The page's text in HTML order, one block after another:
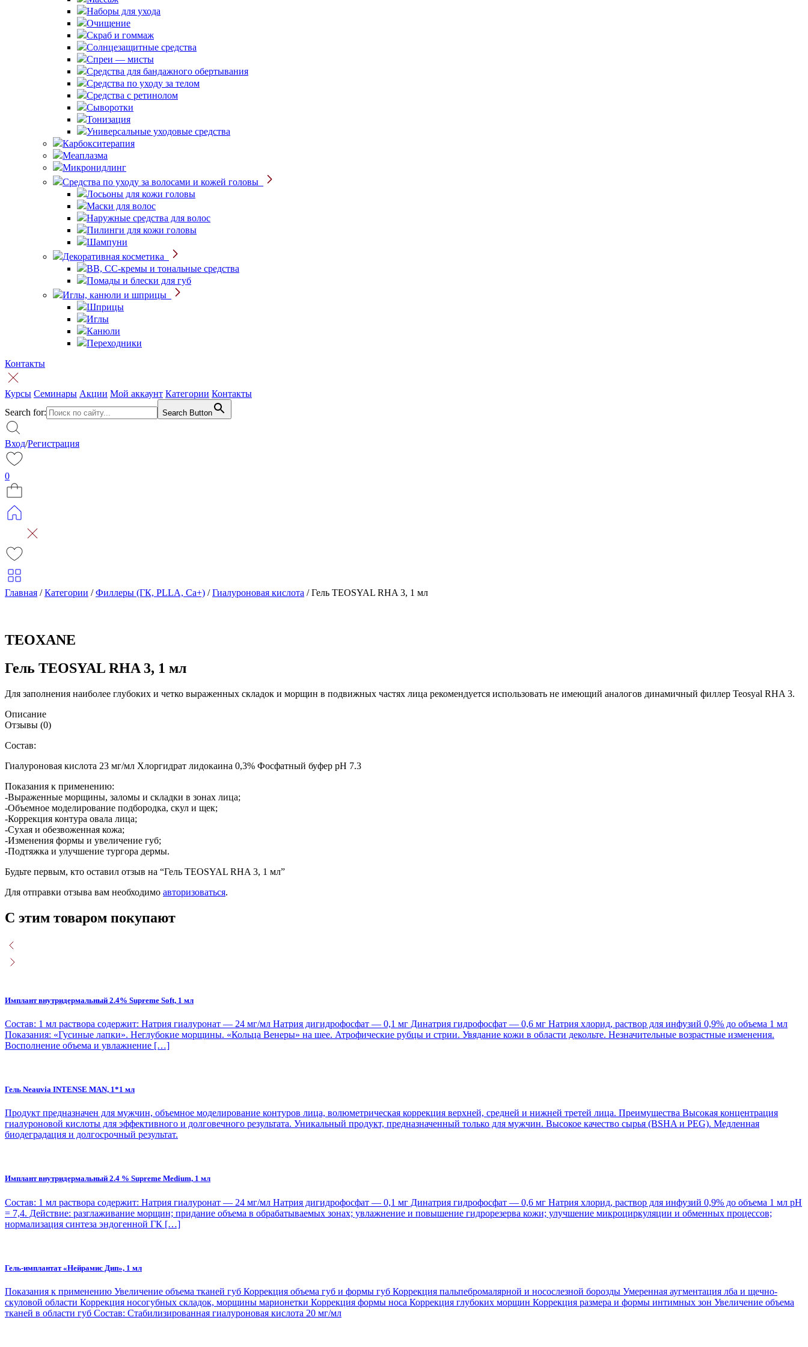
Наборы для ухода
Очищение
Скраб и гоммаж
Солнцезащитные средства
Спреи — мисты
Средства для бандажного обертывания
Средства по уходу за телом
Средства с ретинолом
Сыворотки
Тонизация
Универсальные уходовые средства
Карбокситерапия
Меаплазма
Микронидлинг
Средства по уходу за волосами и кожей головы
Лосьоны для кожи головы
Маски для волос
Наружные средства для волос
Пилинги для кожи головы
Шампуни
Декоративная косметика
BB, CC-кремы и тональные средства
Помады и блески для губ
Иглы, канюли и шприцы
Шприцы
Иглы
Канюли
Переходники
Контакты
Курсы Семинары Акции Мой аккаунт Категории Контакты
Search for:
Search Button
Вход/Регистрация
0
Главная /Категории /Филлеры (ГК, PLLA, Ca+) /Гиалуроновая кислота /Гель TEOSYAL RHA 3, 1 мл
TEOXANE
Гель TEOSYAL RHA 3, 1 мл
Для заполнения наиболее глубоких и четко выраженных складок и морщин в подвижных частях лица рекомендуется использовать не имеющий аналогов динамичный филлер Teosyal RHA 3.
Описание
Отзывы (0)
Состав:
Гиалуроновая кислота 23 мг/мл Хлоргидрат лидокаина 0,3% Фосфатный буфер pH 7.3
Показания к применению:
-Выраженные морщины, заломы и складки в зонах лица;
-Объемное моделирование подбородка, скул и щек;
-Коррекция контура овала лица;
-Сухая и обезвоженная кожа;
-Изменения формы и увеличение губ;
-Подтяжка и улучшение тургора дермы.
Будьте первым, кто оставил отзыв на “Гель TEOSYAL RHA 3, 1 мл”
Для отправки отзыва вам необходимо авторизоваться.
С этим товаром покупают
Имплант внутридермальный 2.4% Supreme Soft, 1 мл
Состав: 1 мл раствора содержит: Натрия гиалуронат — 24 мг/мл Натрия дигидрофосфат — 0,1 мг Динатрия гидрофосфат — 0,6 мг Натрия хлорид, раствор для инфузий 0,9% до объема 1 мл
Показания: «Гусиные лапки». Неглубокие морщины. «Кольца Венеры» на шее. Атрофические рубцы и стрии. Увядание кожи в области декольте. Незначительные возрастные изменения.
Восполнение объема и увлажнение […]
Гель Neauvia INTENSE MAN, 1*1 мл
Продукт предназначен для мужчин, объемное моделирование контуров лица, волюметрическая коррекция верхней, средней и нижней третей лица. Преимущества Высокая концентрация
гиалуроновой кислоты для эффективного и долговечного результата. Уникальный продукт, предназначенный только для мужчин. Высокое качество сырья (BSHA и PEG). Медленная
биодеградация и долгосрочный результат.
Имплант внутридермальный 2.4 % Supreme Medium, 1 мл
Состав: 1 мл раствора содержит: Натрия гиалуронат — 24 мг/мл Натрия дигидрофосфат — 0,1 мг Динатрия гидрофосфат — 0,6 мг Натрия хлорид, раствор для инфузий 0,9% до объема 1 мл рН
= 7,4. Действие: разглаживание морщин; придание объема в обрабатываемых зонах; увлажнение и повышение гидрорезерва кожи; улучшение микроциркуляции и обменных процессов;
нормализация синтеза эндогенной ГК […]
Гель-имплантат «Нейрамис Дип», 1 мл
Показания к применению Увеличение объема тканей губ Коррекция объема губ и формы губ Коррекция пальпебромалярной и носослезной борозды Умеренная аугментация лба и щечно-
скуловой области Коррекция носогубных складок, морщины марионетки Коррекция формы носа Коррекция глубоких морщин Коррекция размера и формы интимных зон Увеличение объема
тканей в области губ Состав: Стабилизированная гиалуроновая кислота 20 мг/мл